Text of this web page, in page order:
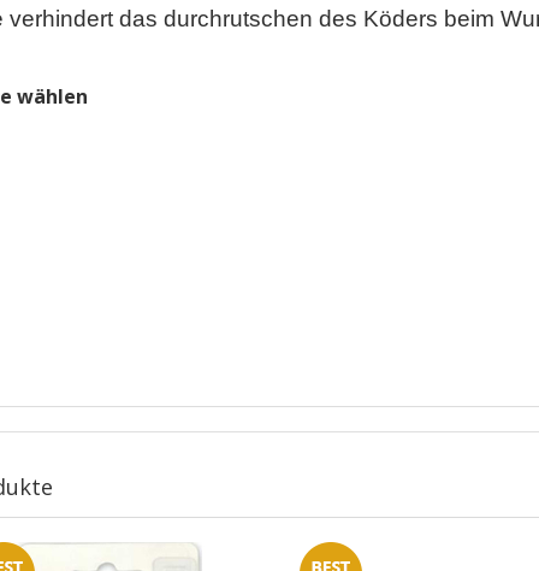
das durchrutschen des Köders beim
wählen